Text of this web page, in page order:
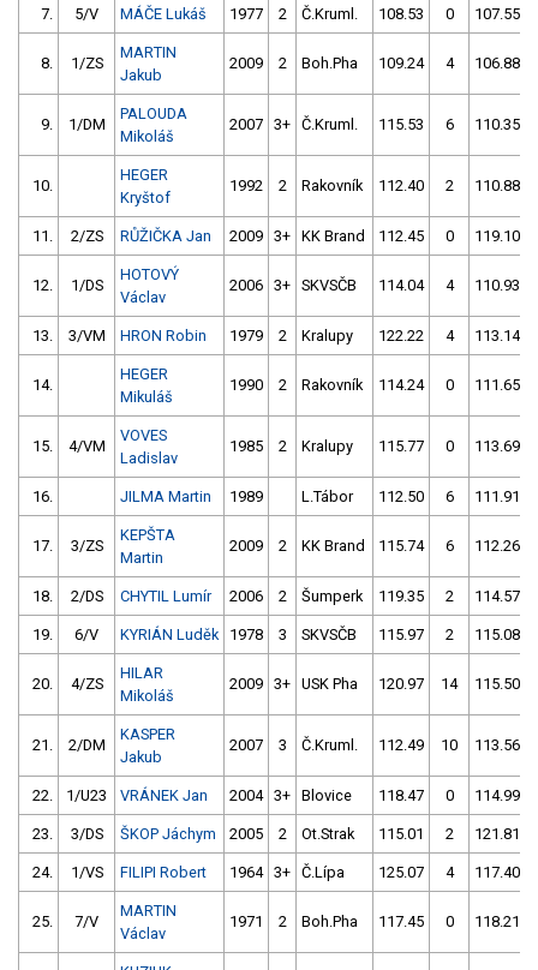
7. 5/V MÁČE Lukáš 1977 2 Č.Kruml. 108.53 0 107.55
8. 1/ZS
MARTIN
Jakub
2009 2 Boh.Pha 109.24 4 106.88
9. 1/DM
PALOUDA
Mikoláš
2007 3+ Č.Kruml. 115.53 6 110.35
10.
HEGER
Kryštof
1992 2 Rakovník 112.40 2 110.88
11. 2/ZS RŮŽIČKA Jan 2009 3+ KK Brand 112.45 0 119.10
12. 1/DS
HOTOVÝ
Václav
2006 3+ SKVSČB 114.04 4 110.93
13. 3/VM HRON Robin 1979 2 Kralupy 122.22 4 113.14
14.
HEGER
Mikuláš
1990 2 Rakovník 114.24 0 111.65
15. 4/VM
VOVES
Ladislav
1985 2 Kralupy 115.77 0 113.69
16. JILMA Martin 1989 L.Tábor 112.50 6 111.91
17. 3/ZS
KEPŠTA
Martin
2009 2 KK Brand 115.74 6 112.26
18. 2/DS CHYTIL Lumír 2006 2 Šumperk 119.35 2 114.57
19. 6/V KYRIÁN Luděk 1978 3 SKVSČB 115.97 2 115.08
20. 4/ZS
HILAR
Mikoláš
2009 3+ USK Pha 120.97 14 115.50
21. 2/DM
KASPER
Jakub
2007 3 Č.Kruml. 112.49 10 113.56
22. 1/U23 VRÁNEK Jan 2004 3+ Blovice 118.47 0 114.99
23. 3/DS ŠKOP Jáchym 2005 2 Ot.Strak 115.01 2 121.81
24. 1/VS FILIPI Robert 1964 3+ Č.Lípa 125.07 4 117.40
25. 7/V
MARTIN
Václav
1971 2 Boh.Pha 117.45 0 118.21